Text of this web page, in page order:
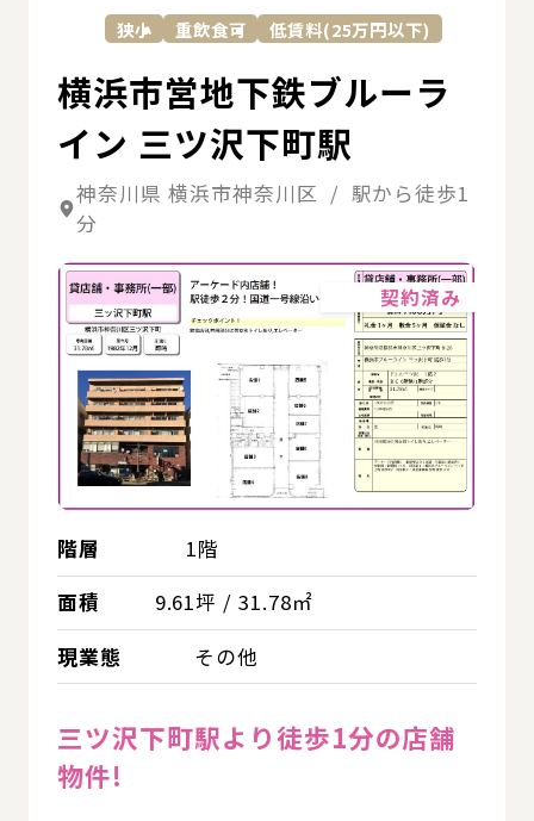
狭小 重飲食可 低賃料(25万円以下)
横浜市営地下鉄ブルーラ
イン 三ツ沢下町駅
神奈川県 横浜市神奈川区 / 駅から徒歩1
分
契約済み
階層
1階
面積
9.61坪 / 31.78㎡
現業態
その他
三ツ沢下町駅より徒歩1分の店舗
物件!